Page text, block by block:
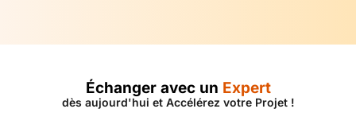
Échanger avec un Expert
dès aujourd'hui et Accélérez votre Projet !